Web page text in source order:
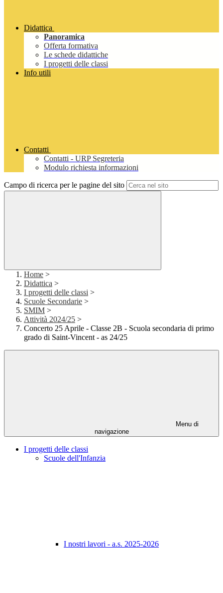
Didattica
Panoramica
Offerta formativa
Le schede didattiche
I progetti delle classi
Info utili
Contatti
Contatti - URP Segreteria
Modulo richiesta informazioni
Campo di ricerca per le pagine del sito
Home >
Didattica >
I progetti delle classi >
Scuole Secondarie >
SMIM >
Attività 2024/25 >
Concerto 25 Aprile - Classe 2B - Scuola secondaria di primo
grado di Saint-Vincent - as 24/25
Menu di
navigazione
I progetti delle classi
Scuole dell'Infanzia
I nostri lavori - a.s. 2025-2026